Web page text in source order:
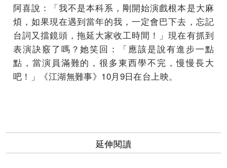
阿喜說：「我不是本科系，剛開始演戲根本是大麻
煩，如果現在遇到當年的我，一定會巴下去，忘記
台詞又擋鏡頭，拖延大家收工時間！」現在有抓到
表演訣竅了嗎？她笑回：「應該是說有進步一點
點，當演員滿難的，很多東西學不完，慢慢長大
吧！」《江湖無難事》10月9日在台上映。
延伸閱讀